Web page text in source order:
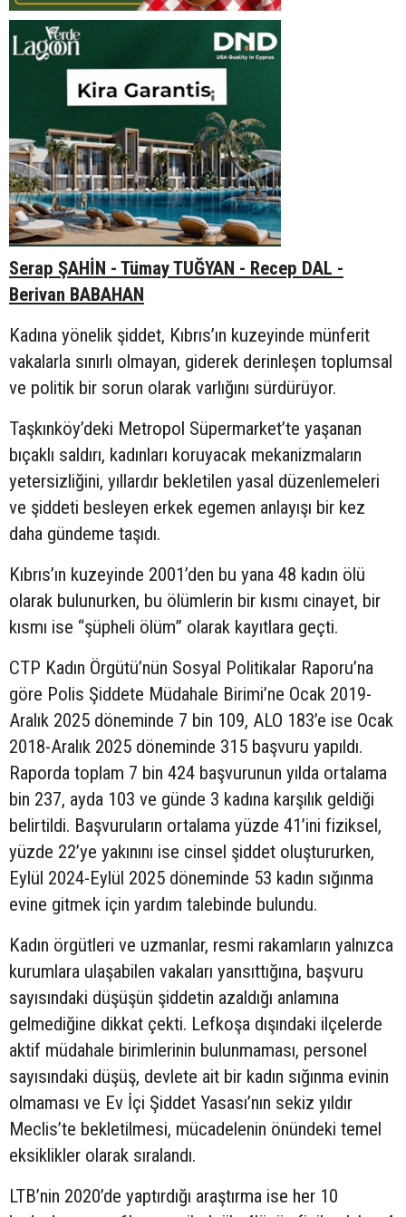
Serap ŞAHİN - Tümay TUĞYAN - Recep DAL -
Berivan BABAHAN
Kadına yönelik şiddet, Kıbrıs’ın kuzeyinde münferit
vakalarla sınırlı olmayan, giderek derinleşen toplumsal
ve politik bir sorun olarak varlığını sürdürüyor.
Taşkınköy’deki Metropol Süpermarket’te yaşanan
bıçaklı saldırı, kadınları koruyacak mekanizmaların
yetersizliğini, yıllardır bekletilen yasal düzenlemeleri
ve şiddeti besleyen erkek egemen anlayışı bir kez
daha gündeme taşıdı.
Kıbrıs’ın kuzeyinde 2001’den bu yana 48 kadın ölü
olarak bulunurken, bu ölümlerin bir kısmı cinayet, bir
kısmı ise “şüpheli ölüm” olarak kayıtlara geçti.
CTP Kadın Örgütü’nün Sosyal Politikalar Raporu’na
göre Polis Şiddete Müdahale Birimi’ne Ocak 2019-
Aralık 2025 döneminde 7 bin 109, ALO 183’e ise Ocak
2018-Aralık 2025 döneminde 315 başvuru yapıldı.
Raporda toplam 7 bin 424 başvurunun yılda ortalama
bin 237, ayda 103 ve günde 3 kadına karşılık geldiği
belirtildi. Başvuruların ortalama yüzde 41’ini fiziksel,
yüzde 22’ye yakınını ise cinsel şiddet oluştururken,
Eylül 2024-Eylül 2025 döneminde 53 kadın sığınma
evine gitmek için yardım talebinde bulundu.
Kadın örgütleri ve uzmanlar, resmi rakamların yalnızca
kurumlara ulaşabilen vakaları yansıttığına, başvuru
sayısındaki düşüşün şiddetin azaldığı anlamına
gelmediğine dikkat çekti. Lefkoşa dışındaki ilçelerde
aktif müdahale birimlerinin bulunmaması, personel
sayısındaki düşüş, devlete ait bir kadın sığınma evinin
olmaması ve Ev İçi Şiddet Yasası’nın sekiz yıldır
Meclis’te bekletilmesi, mücadelenin önündeki temel
eksiklikler olarak sıralandı.
LTB’nin 2020’de yaptırdığı araştırma ise her 10